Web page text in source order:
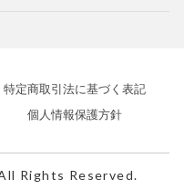
特定商取引法に基づく表記
個人情報保護方針
Rights Reserved.